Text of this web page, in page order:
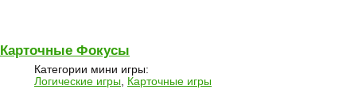
Карточные Фокусы
Категории мини игры:
Логические игры Карточные игры